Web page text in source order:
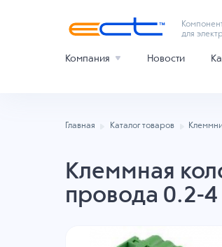
для
Компания Новости
Главная Каталог товаров
Клеммная
провода 0.2-